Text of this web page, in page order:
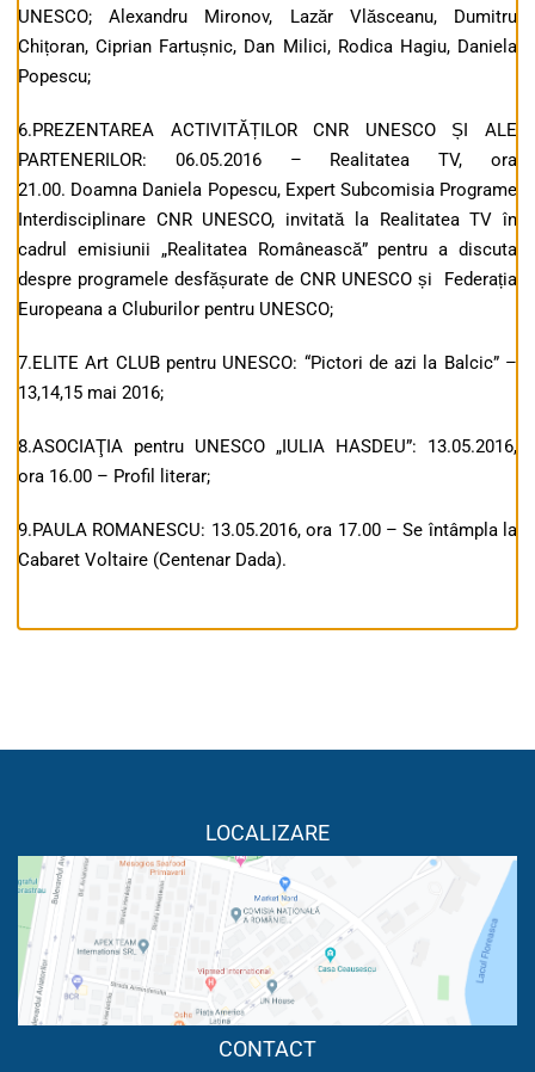
UNESCO; Alexandru Mironov, Lazăr Vlăsceanu, Dumitru
Chițoran, Ciprian Fartușnic, Dan Milici, Rodica Hagiu, Daniela
Popescu;
6.PREZENTAREA ACTIVITĂȚILOR CNR UNESCO ȘI ALE
PARTENERILOR: 06.05.2016 – Realitatea TV, ora
21.00. Doamna Daniela Popescu, Expert Subcomisia Programe
Interdisciplinare CNR UNESCO, invitată la Realitatea TV în
cadrul emisiunii „Realitatea Românească” pentru a discuta
despre programele desfășurate de CNR UNESCO și Federația
Europeana a Cluburilor pentru UNESCO;
7.ELITE Art CLUB pentru UNESCO: “Pictori de azi la Balcic” –
13,14,15 mai 2016;
8.ASOCIAŢIA pentru UNESCO „IULIA HASDEU”: 13.05.2016,
ora 16.00 – Profil literar;
9.PAULA ROMANESCU: 13.05.2016, ora 17.00 – Se întâmpla la
Cabaret Voltaire (Centenar Dada).
LOCALIZARE
CONTACT